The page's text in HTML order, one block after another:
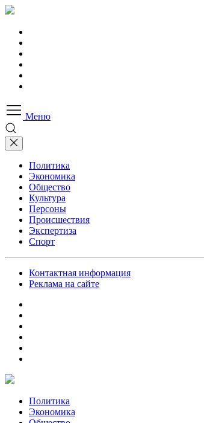
Меню
Политика
Экономика
Общество
Культура
Персоны
Происшествия
Экспертиза
Спорт
Контактная информация
Реклама на сайте
Политика
Экономика